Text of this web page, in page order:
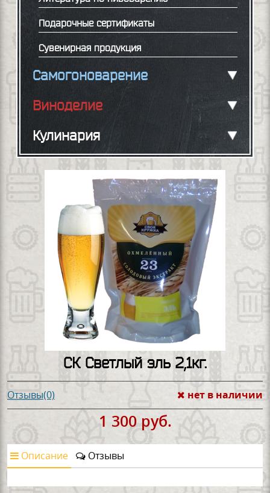
Подарочные сертификаты
Сувенирная продукция
Самогоноварение
Виноделие
Кулинария
СК Светлый эль 2,1кг.
Отзывы(0) нет в наличии
1 300 руб.
Описание Отзывы